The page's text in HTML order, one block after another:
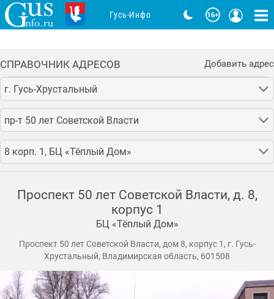
СПРАВОЧНИК АДРЕСОВ Добавить адрес
г. Гусь-Хрустальный
пр-т 50 лет Советской Власти
8 корп. 1, БЦ «Тёплый Дом»
Проспект 50 лет Советской Власти, д. 8,
корпус 1
БЦ «Тёплый Дом»
Проспект 50 лет Советской Власти, дом 8, корпус 1, г. Гусь-
Хрустальный, Владимирская область, 601508
Гусь-Инфо